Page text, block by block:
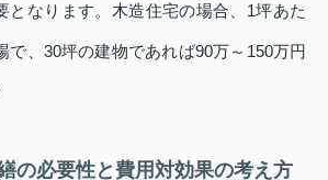
となります。木造住宅の場合、1坪あた
で、30坪の建物であれば90万～150万円
の必要性と費用対効果の考え方